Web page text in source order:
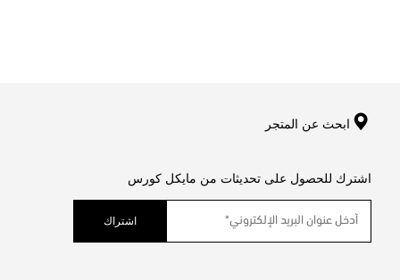
ابحث عن المتجر
اشترك للحصول على تحديثات من مايكل كورس
اشتراك